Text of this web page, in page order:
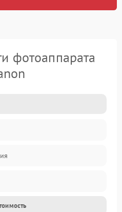
фотоаппарата